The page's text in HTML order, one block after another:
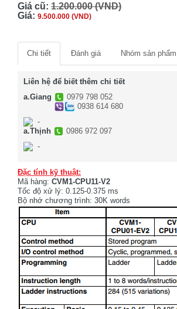
Giá cũ: 1.200.000 (VND)
Giá: 9.500.000 (VND)
Chi tiết Đánh giá Nhóm sản phẩm
Liên hệ để biết thêm chi tiết
a.Giang
0979 798 052
0938 614 680
-
a.Thịnh
0986 972 097
-
Đặc tính kỹ thuật:
Mã hàng: CVM1-CPU11-V2
Tốc độ xử lý: 0.125-0.375 ms
Bộ nhớ chương trình: 30K words